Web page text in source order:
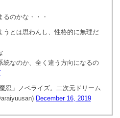
のかな・・・
うとは思わんし、性格的に無理だ
統なのか、全く違う方向になるの
忍」ノベライズ。二次元ドリーム
December 16, 2019